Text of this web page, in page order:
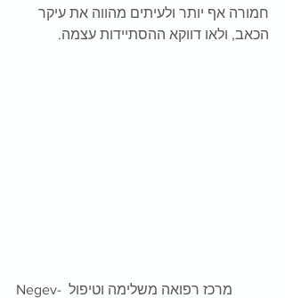
חמורה אף יותר ולעיתים מהווה את עיקר
הכאב, ולאו דווקא ההסתיידות עצמה.
Negev- מרכז רפואה משלימה וטיפול